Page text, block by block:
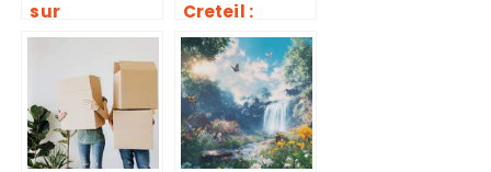
sur
l’assurance
vehicule
professionnel
Creteil :
Comment
acceder a
votre compte
?